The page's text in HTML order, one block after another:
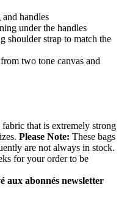
handles
under the handles
shoulder strap to match the
two tone canvas and
that is extremely strong
Please Note: These bags
are not always in stock.
for your order to be
aux abonnés newsletter